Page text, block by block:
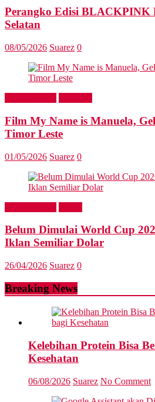
Perangko Edisi BLACKPINK
Selatan
08/05/2026 Suarez 0
Film My Name is Manuela,
Timor Leste
01/05/2026 Suarez 0
Belum Dimulai World Cup
Iklan Semiliar Dolar
26/04/2026 Suarez 0
Breaking News
Kelebihan Protein Bisa
Kesehatan
06/08/2026 Suarez No Comment